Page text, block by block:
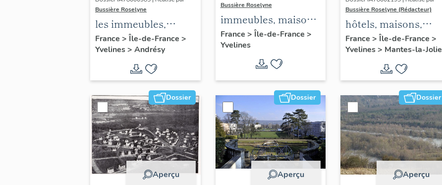
Bussière Roselyne
les immeubles,
maisons et fermes
du canton d'Andrésy
France > Île-de-France >
Yvelines> Andrésy
Bussière Roselyne
immeubles, maisons,
fermes
France > Île-de-France >
Yvelines
Bussière Roselyne (Rédacteur)
hôtels, maisons,
immeubles
France > Île-de-France >
Yvelines> Mantes-la-Jolie
Dossier
Aperçu
Dossier
Aperçu
Dossier
Aperçu